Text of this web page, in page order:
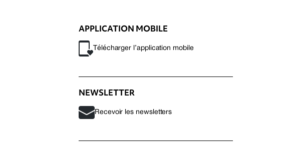
APPLICATION MOBILE
Télécharger l’application mobile
NEWSLETTER
Recevoir les newsletters